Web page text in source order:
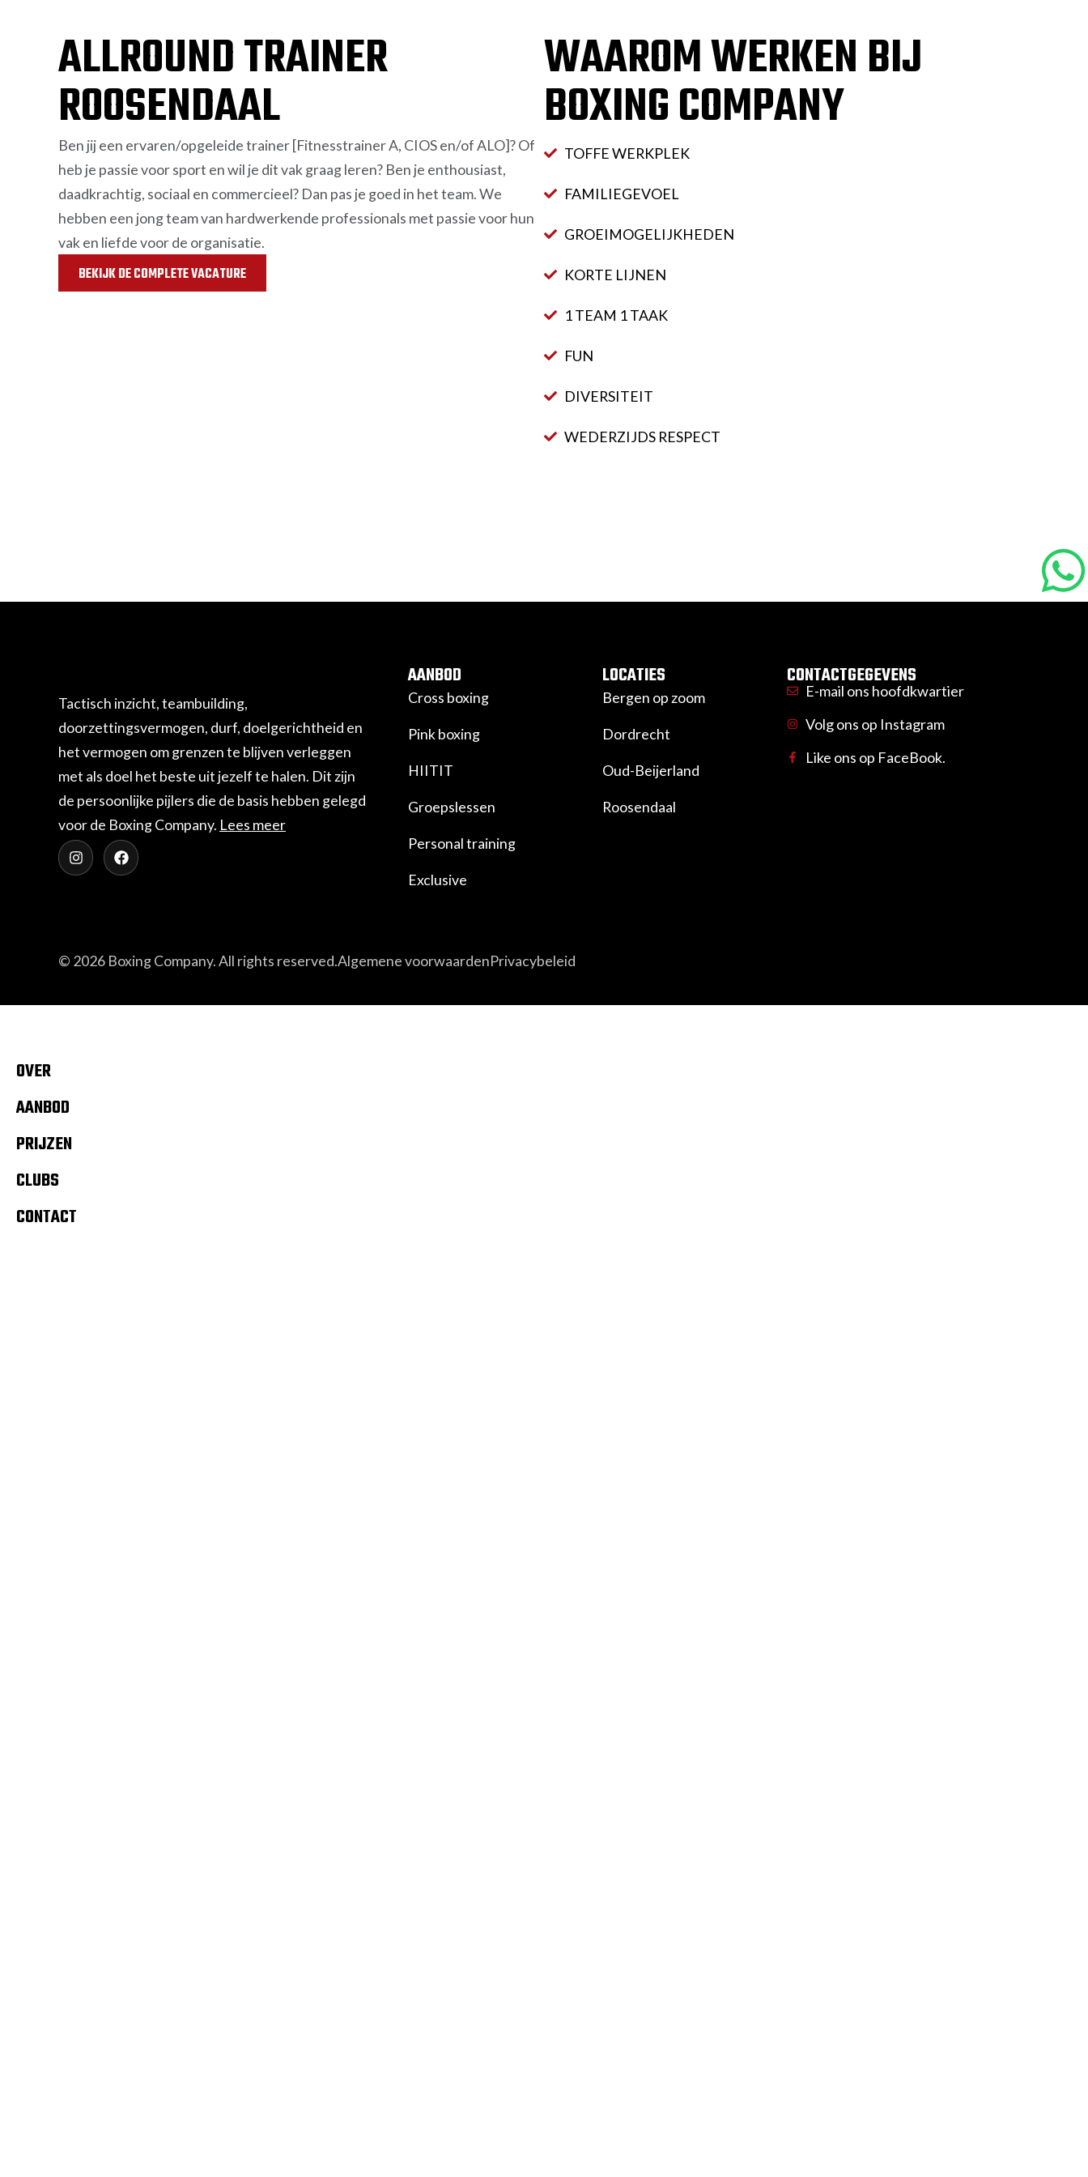
ALLROUND TRAINER
ROOSENDAAL
Ben jij een ervaren/opgeleide trainer [Fitnesstrainer A, CIOS en/of ALO]? Of
heb je passie voor sport en wil je dit vak graag leren? Ben je enthousiast,
daadkrachtig, sociaal en commercieel? Dan pas je goed in het team. We
hebben een jong team van hardwerkende professionals met passie voor hun
vak en liefde voor de organisatie.
BEKIJK DE COMPLETE VACATURE
WAAROM WERKEN BIJ
BOXING COMPANY
TOFFE WERKPLEK
FAMILIEGEVOEL
GROEIMOGELIJKHEDEN
KORTE LIJNEN
1 TEAM 1 TAAK
FUN
DIVERSITEIT
WEDERZIJDS RESPECT
Tactisch inzicht, teambuilding,
doorzettingsvermo­gen, durf, doelgerichtheid en
het vermogen om gren­zen te blijven verleggen
met als doel het beste uit jezelf te halen. Dit zijn
de persoonlijke pijlers die de basis hebben gelegd
voor de Boxing Company. Lees meer
AANBOD
Cross boxing
Pink boxing
HIITIT
Groepslessen
Personal training
Exclusive
LOCATIES
Bergen op zoom
Dordrecht
Oud-Beijerland
Roosendaal
CONTACTGEGEVENS
E-mail ons hoofdkwartier
Volg ons op Instagram
Like ons op FaceBook.
© 2026 Boxing Company. All rights reserved.Algemene voorwaardenPrivacybeleid
OVER
AANBOD
PRIJZEN
CLUBS
CONTACT